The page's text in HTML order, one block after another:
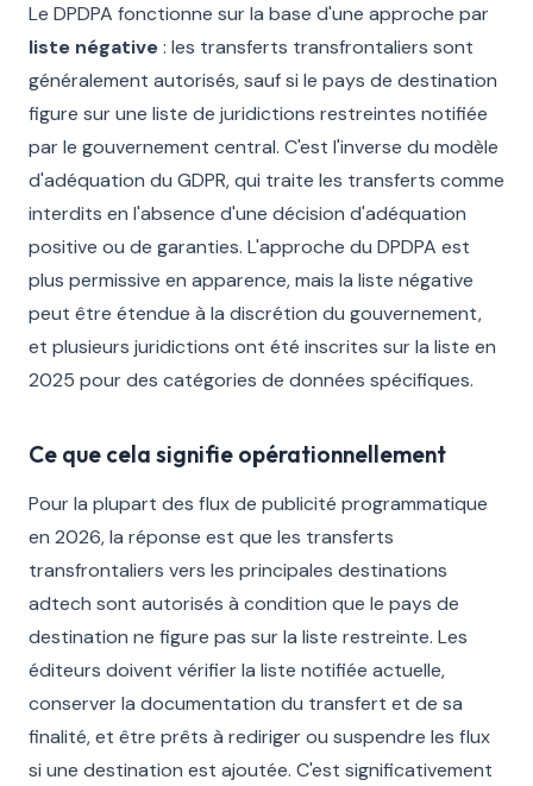
Le DPDPA fonctionne sur la base d'une approche par
liste négative: les transferts transfrontaliers sont
généralement autorisés, sauf si le pays de destination
figure sur une liste de juridictions restreintes notifiée
par le gouvernement central. C'est l'inverse du modèle
d'adéquation du GDPR, qui traite les transferts comme
interdits en l'absence d'une décision d'adéquation
positive ou de garanties. L'approche du DPDPA est
plus permissive en apparence, mais la liste négative
peut être étendue à la discrétion du gouvernement,
et plusieurs juridictions ont été inscrites sur la liste en
2025 pour des catégories de données spécifiques.
Ce que cela signifie opérationnellement
Pour la plupart des flux de publicité programmatique
en 2026, la réponse est que les transferts
transfrontaliers vers les principales destinations
adtech sont autorisés à condition que le pays de
destination ne figure pas sur la liste restreinte. Les
éditeurs doivent vérifier la liste notifiée actuelle,
conserver la documentation du transfert et de sa
finalité, et être prêts à rediriger ou suspendre les flux
si une destination est ajoutée. C'est significativement